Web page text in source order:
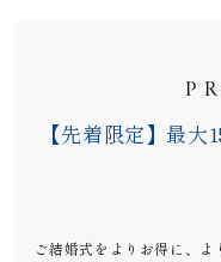
【先着限定】最
ご結婚式をよりお得に、